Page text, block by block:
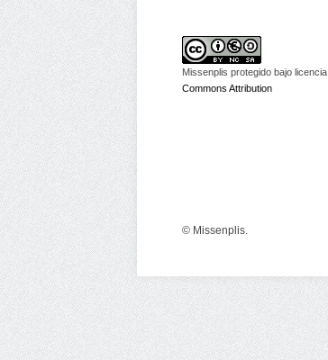
Missenplis protegido bajo licencia
Commons Attribution
© Missenplis.